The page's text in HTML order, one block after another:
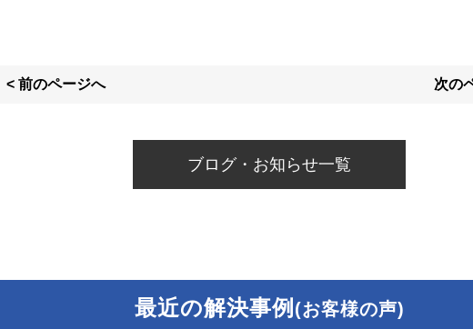
< 前のページへ 次の
ブログ・お知らせ一覧
最近の解決事例 (お客様の声)